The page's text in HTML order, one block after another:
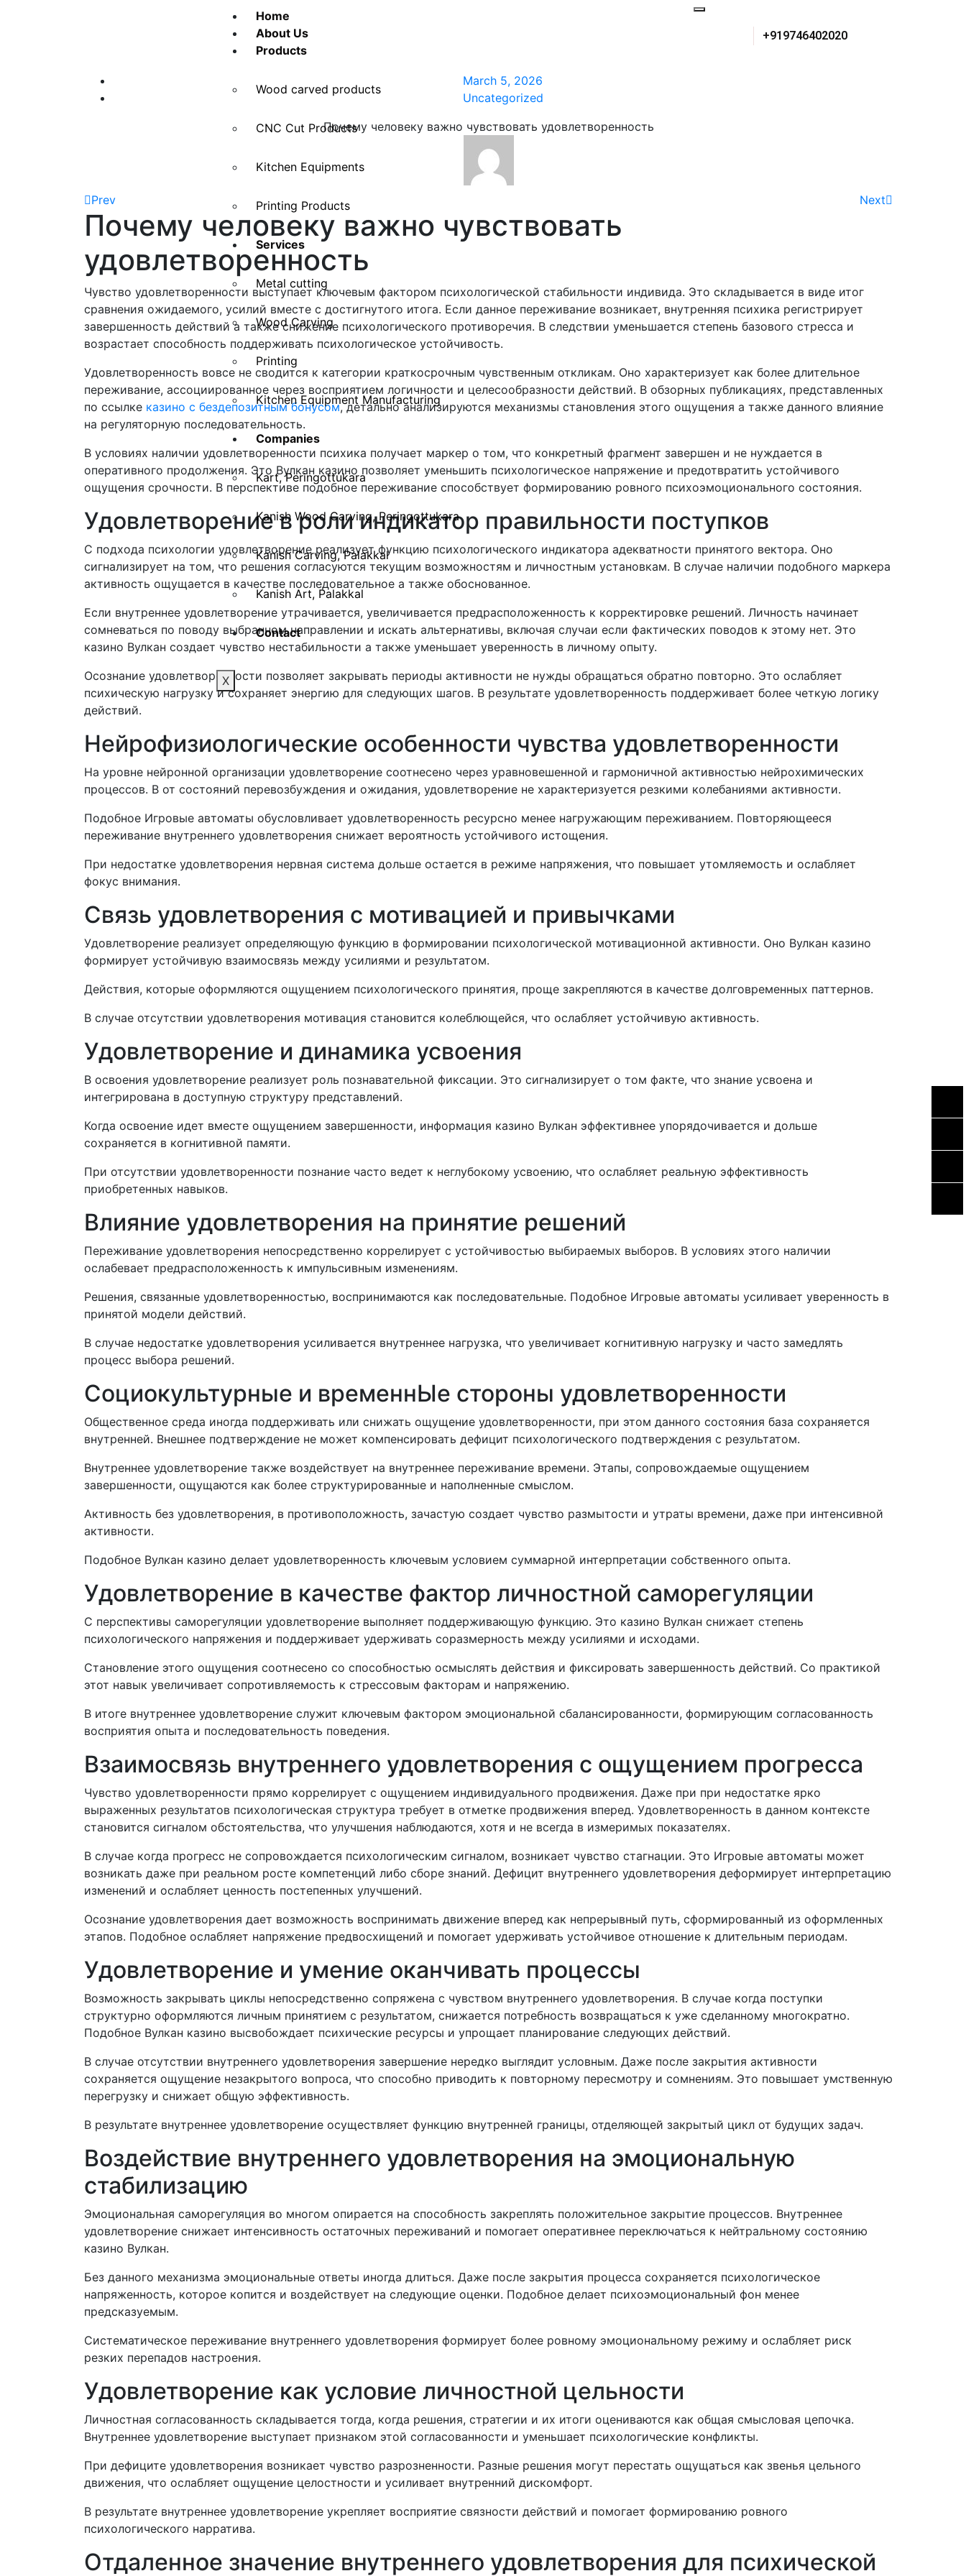
Home
About Us
Products
Wood carved products
CNC Cut Products
Kitchen Equipments
Printing Products
Services
Metal cutting
Wood Carving
Printing
Kitchen Equipment Manufacturing
Companies
Kart, Peringottukara
Kanish Wood Carving, Peringottukara
Kanish Carving, Palakkal
Kanish Art, Palakkal
Contact
X
+919746402020
March 5, 2026
Uncategorized
Почему человеку важно чувствовать удовлетворенность
Prev Next
Почему человеку важно чувствовать
удовлетворенность
Чувство удовлетворенности выступает ключевым фактором психологической стабильности индивида. Это складывается в виде итог
сравнения ожидаемого, усилий вместе с достигнутого итога. Если данное переживание возникает, внутренняя психика регистрирует
завершенность действий а также снижение психологического противоречия. В следствии уменьшается степень базового стресса и
возрастает способность поддерживать психологическое устойчивость.
Удовлетворенность вовсе не сводится к категории краткосрочным чувственным откликам. Оно характеризует как более длительное
переживание, ассоциированное через восприятием логичности и целесообразности действий. В обзорных публикациях, представленных
по ссылке казино с бездепозитным бонусом, детально анализируются механизмы становления этого ощущения а также данного влияние
на регуляторную последовательность.
В условиях наличии удовлетворенности психика получает маркер о том, что конкретный фрагмент завершен и не нуждается в
оперативного продолжения. Это Вулкан казино позволяет уменьшить психологическое напряжение и предотвратить устойчивого
ощущения срочности. В перспективе подобное переживание способствует формированию ровного психоэмоционального состояния.
Удовлетворение в роли индикатор правильности поступков
С подхода психологии удовлетворение реализует функцию психологического индикатора адекватности принятого вектора. Оно
сигнализирует на том, что решения согласуются текущим возможностям и личностным установкам. В случае наличии подобного маркера
активность ощущается в качестве последовательное а также обоснованное.
Если внутреннее удовлетворение утрачивается, увеличивается предрасположенность к корректировке решений. Личность начинает
сомневаться по поводу выбранном направлении и искать альтернативы, включая случаи если фактических поводов к этому нет. Это
казино Вулкан создает чувство нестабильности а также уменьшает уверенность в личному опыту.
Осознание удовлетворенности позволяет закрывать периоды активности не нужды обращаться обратно повторно. Это ослабляет
психическую нагрузку и сохраняет энергию для следующих шагов. В результате удовлетворенность поддерживает более четкую логику
действий.
Нейрофизиологические особенности чувства удовлетворенности
На уровне нейронной организации удовлетворение соотнесено через уравновешенной и гармоничной активностью нейрохимических
процессов. В от состояний перевозбуждения и ожидания, удовлетворение не характеризуется резкими колебаниями активности.
Подобное Игровые автоматы обусловливает удовлетворенность ресурсно менее нагружающим переживанием. Повторяющееся
переживание внутреннего удовлетворения снижает вероятность устойчивого истощения.
При недостатке удовлетворения нервная система дольше остается в режиме напряжения, что повышает утомляемость и ослабляет
фокус внимания.
Связь удовлетворения с мотивацией и привычками
Удовлетворение реализует определяющую функцию в формировании психологической мотивационной активности. Оно Вулкан казино
формирует устойчивую взаимосвязь между усилиями и результатом.
Действия, которые оформляются ощущением психологического принятия, проще закрепляются в качестве долговременных паттернов.
В случае отсутствии удовлетворения мотивация становится колеблющейся, что ослабляет устойчивую активность.
Удовлетворение и динамика усвоения
В освоения удовлетворение реализует роль познавательной фиксации. Это сигнализирует о том факте, что знание усвоена и
интегрирована в доступную структуру представлений.
Когда освоение идет вместе ощущением завершенности, информация казино Вулкан эффективнее упорядочивается и дольше
сохраняется в когнитивной памяти.
При отсутствии удовлетворенности познание часто ведет к неглубокому усвоению, что ослабляет реальную эффективность
приобретенных навыков.
Влияние удовлетворения на принятие решений
Переживание удовлетворения непосредственно коррелирует с устойчивостью выбираемых выборов. В условиях этого наличии
ослабевает предрасположенность к импульсивным изменениям.
Решения, связанные удовлетворенностью, воспринимаются как последовательные. Подобное Игровые автоматы усиливает уверенность в
принятой модели действий.
В случае недостатке удовлетворения усиливается внутреннее нагрузка, что увеличивает когнитивную нагрузку и часто замедлять
процесс выбора решений.
Социокультурные и временнЫе стороны удовлетворенности
Общественное среда иногда поддерживать или снижать ощущение удовлетворенности, при этом данного состояния база сохраняется
внутренней. Внешнее подтверждение не может компенсировать дефицит психологического подтверждения с результатом.
Внутреннее удовлетворение также воздействует на внутреннее переживание времени. Этапы, сопровождаемые ощущением
завершенности, ощущаются как более структурированные и наполненные смыслом.
Активность без удовлетворения, в противоположность, зачастую создает чувство размытости и утраты времени, даже при интенсивной
активности.
Подобное Вулкан казино делает удовлетворенность ключевым условием суммарной интерпретации собственного опыта.
Удовлетворение в качестве фактор личностной саморегуляции
С перспективы саморегуляции удовлетворение выполняет поддерживающую функцию. Это казино Вулкан снижает степень
психологического напряжения и поддерживает удерживать соразмерность между усилиями и исходами.
Становление этого ощущения соотнесено со способностью осмыслять действия и фиксировать завершенность действий. Со практикой
этот навык увеличивает сопротивляемость к стрессовым факторам и напряжению.
В итоге внутреннее удовлетворение служит ключевым фактором эмоциональной сбалансированности, формирующим согласованность
восприятия опыта и последовательность поведения.
Взаимосвязь внутреннего удовлетворения с ощущением прогресса
Чувство удовлетворенности прямо коррелирует с ощущением индивидуального продвижения. Даже при при недостатке ярко
выраженных результатов психологическая структура требует в отметке продвижения вперед. Удовлетворенность в данном контексте
становится сигналом обстоятельства, что улучшения наблюдаются, хотя и не всегда в измеримых показателях.
В случае когда прогресс не сопровождается психологическим сигналом, возникает чувство стагнации. Это Игровые автоматы может
возникать даже при реальном росте компетенций либо сборе знаний. Дефицит внутреннего удовлетворения деформирует интерпретацию
изменений и ослабляет ценность постепенных улучшений.
Осознание удовлетворения дает возможность воспринимать движение вперед как непрерывный путь, сформированный из оформленных
этапов. Подобное ослабляет напряжение предвосхищений и помогает удерживать устойчивое отношение к длительным периодам.
Удовлетворение и умение оканчивать процессы
Возможность закрывать циклы непосредственно сопряжена с чувством внутреннего удовлетворения. В случае когда поступки
структурно оформляются личным принятием с результатом, снижается потребность возвращаться к уже сделанному многократно.
Подобное Вулкан казино высвобождает психические ресурсы и упрощает планирование следующих действий.
В случае отсутствии внутреннего удовлетворения завершение нередко выглядит условным. Даже после закрытия активности
сохраняется ощущение незакрытого вопроса, что способно приводить к повторному пересмотру и сомнениям. Это повышает умственную
перегрузку и снижает общую эффективность.
В результате внутреннее удовлетворение осуществляет функцию внутренней границы, отделяющей закрытый цикл от будущих задач.
Воздействие внутреннего удовлетворения на эмоциональную
стабилизацию
Эмоциональная саморегуляция во многом опирается на способность закреплять положительное закрытие процессов. Внутреннее
удовлетворение снижает интенсивность остаточных переживаний и помогает оперативнее переключаться к нейтральному состоянию
казино Вулкан.
Без данного механизма эмоциональные ответы иногда длиться. Даже после закрытия процесса сохраняется психологическое
напряженность, которое копится и воздействует на следующие оценки. Подобное делает психоэмоциональный фон менее
предсказуемым.
Систематическое переживание внутреннего удовлетворения формирует более ровному эмоциональному режиму и ослабляет риск
резких перепадов настроения.
Удовлетворение как условие личностной цельности
Личностная согласованность складывается тогда, когда решения, стратегии и их итоги оцениваются как общая смысловая цепочка.
Внутреннее удовлетворение выступает признаком этой согласованности и уменьшает психологические конфликты.
При дефиците удовлетворения возникает чувство разрозненности. Разные решения могут перестать ощущаться как звенья цельного
движения, что ослабляет ощущение целостности и усиливает внутренний дискомфорт.
В результате внутреннее удовлетворение укрепляет восприятие связности действий и помогает формированию ровного
психологического нарратива.
Отдаленное значение внутреннего удовлетворения для психической